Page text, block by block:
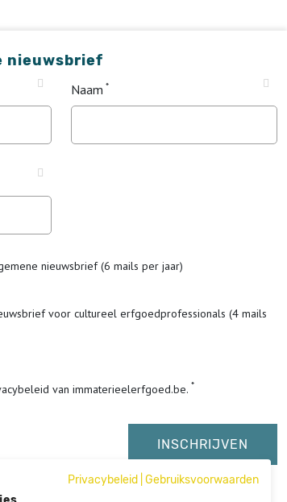
nieuwsbrief
Naam
nieuwsbrief (6 mails per jaar)
voor cultureel erfgoedprofessionals (4 mails
van immaterieelerfgoed.be.
Privacybeleid
Gebruiksvoorwaarden